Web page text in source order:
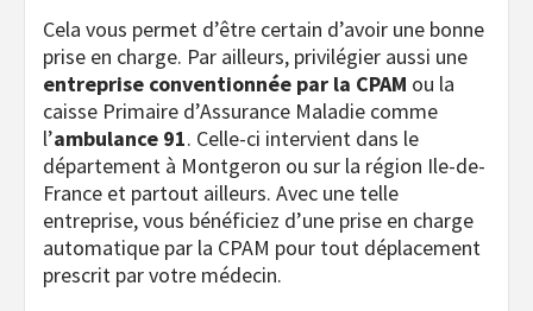
Cela vous permet d’être certain d’avoir une bonne
prise en charge. Par ailleurs, privilégier aussi une
entreprise conventionnée par la CPAM ou la
caisse Primaire d’Assurance Maladie comme
l’ambulance 91. Celle-ci intervient dans le
département à Montgeron ou sur la région Ile-de-
France et partout ailleurs. Avec une telle
entreprise, vous bénéficiez d’une prise en charge
automatique par la CPAM pour tout déplacement
prescrit par votre médecin.